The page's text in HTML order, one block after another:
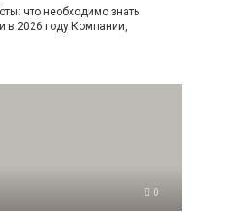
что необходимо знать
в 2026 году Компании,
0